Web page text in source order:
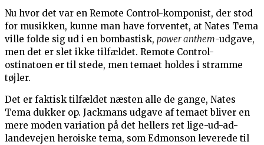
Nu hvor det var en Remote Control-komponist, der stod
for musikken, kunne man have forventet, at Nates Tema
ville folde sig ud i en bombastisk, power anthem-udgave,
men det er slet ikke tilfældet. Remote Control-
ostinatoen er til stede, men temaet holdes i stramme
tøjler.
Det er faktisk tilfældet næsten alle de gange, Nates
Tema dukker op. Jackmans udgave af temaet bliver en
mere moden variation på det hellers ret lige-ud-ad-
landevejen heroiske tema, som Edmonson leverede til